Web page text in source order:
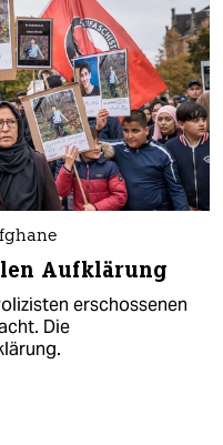
Aufklärung
erschossenen
Die